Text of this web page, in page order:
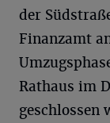
der
Finanzamt
Rathaus im
geschlossen